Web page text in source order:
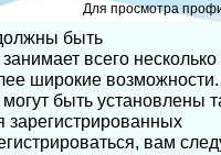
Для просмотра
быть
всего несколько
широкие возможности.
быть установлены
зарегистрированных
вам